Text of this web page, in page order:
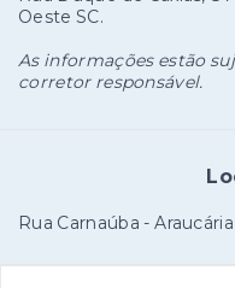
Oeste SC.
As informações estão
corretor responsável.
Rua Carnaúba -